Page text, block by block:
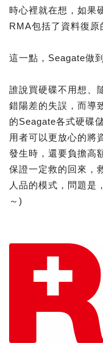
時心裡就在想，如果
RMA包括了資料復原
這一點，Seagate做
誰說買硬碟不用想、
錯陽差的失誤，而導
的Seagate各式硬碟
用者可以更放心的將
發生時，還要負擔高
保證一定救的回來，
人品的模式，問題是
～)